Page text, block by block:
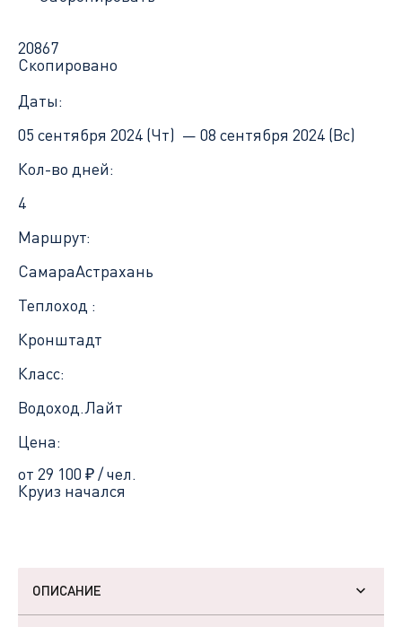
20867
Скопировано
Даты:
05 сентября 2024 (Чт) — 08 сентября 2024 (Вс)
Кол-во дней:
4
Маршрут:
СамараАстрахань
Теплоход :
Кронштадт
Класс:
Водоход.Лайт
Цена:
от 29 100 ₽/ чел.
Круиз начался
ОПИСАНИЕ